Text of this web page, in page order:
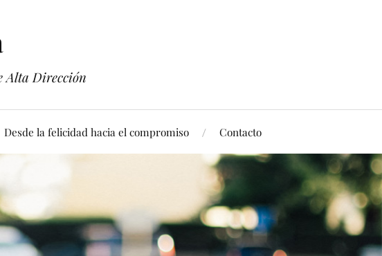
Alta Dirección
Desde la felicidad hacia el compromiso Contacto